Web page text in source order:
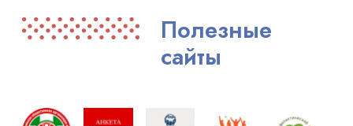
Полезные
сайты